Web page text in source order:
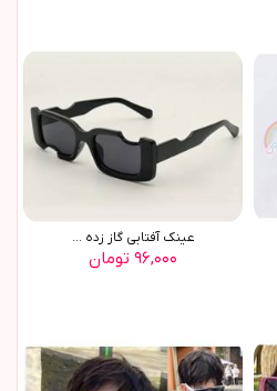
عينک آفتابي گاز زده ...
۹۶,۰۰۰ تومان